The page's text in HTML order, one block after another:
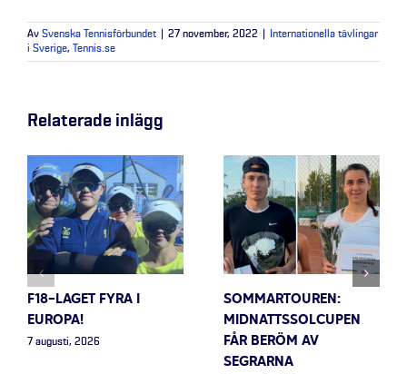
Av Svenska Tennisförbundet 27 november, 2022
Internationella tävlingar
i Sverige, Tennis.se
Relaterade inlägg
F18-LAGET FYRA I
EUROPA!
7 augusti, 2026
SOMMARTOUREN:
MIDNATTSSOLCUPEN
FÅR BERÖM AV
SEGRARNA